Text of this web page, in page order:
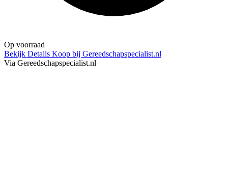
Op voorraad
Bekijk Details Koop bij Gereedschapspecialist.nl
Via Gereedschapspecialist.nl